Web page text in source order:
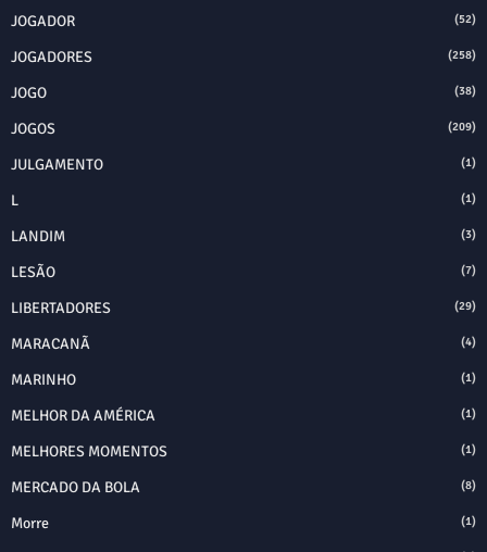
JOGADOR (52)
JOGADORES (258)
JOGO (38)
JOGOS (209)
JULGAMENTO (1)
L (1)
LANDIM (3)
LESÃO (7)
LIBERTADORES (29)
MARACANÃ (4)
MARINHO (1)
MELHOR DA AMÉRICA (1)
MELHORES MOMENTOS (1)
MERCADO DA BOLA (8)
Morre (1)